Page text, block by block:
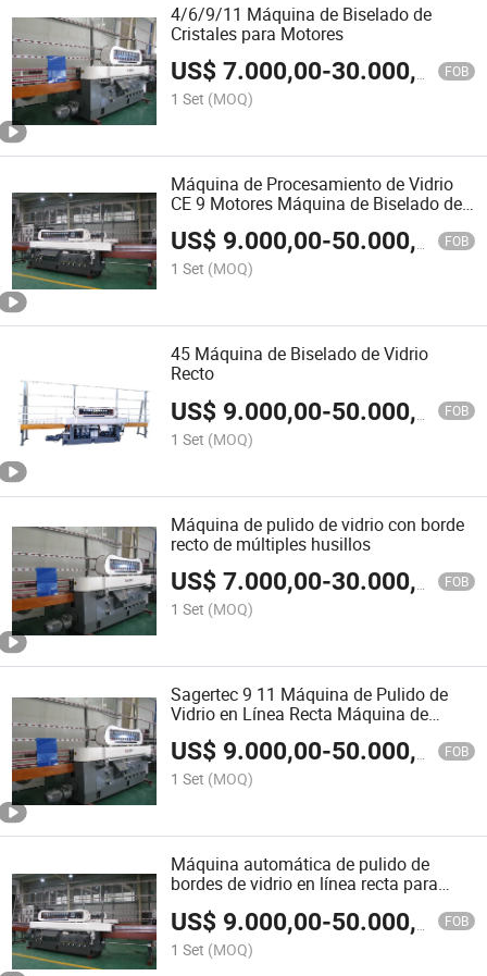
4/6/9/11 Máquina de Biselado de
Cristales para Motores
US$7.000,00-30.000,00 FOB
1 Set (MOQ)
Máquina de Procesamiento de Vidrio
CE 9 Motores Máquina de Biselado de
Vidrio en Línea Recta
US$ 9.000,00-50.000,00 FOB
1 Set (MOQ)
45 Máquina de Biselado de Vidrio
Recto
US$ 9.000,00-50.000,00 FOB
1 Set (MOQ)
Máquina de pulido de vidrio con borde
recto de múltiples husillos
US$7.000,00-30.000,00 FOB
1 Set (MOQ)
Sagertec 9 11 Máquina de Pulido de
Vidrio en Línea Recta Máquina de
Biselado de Vidrio
US$ 9.000,00-50.000,00 FOB
1 Set (MOQ)
Máquina automática de pulido de
bordes de vidrio en línea recta para
máquina de pulido de bordes de vidrio
de doble cabeza, equipo de biselado de
espejos
US$ 9.000,00-50.000,00 FOB
1 Set (MOQ)